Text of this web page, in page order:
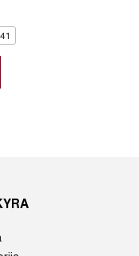
41